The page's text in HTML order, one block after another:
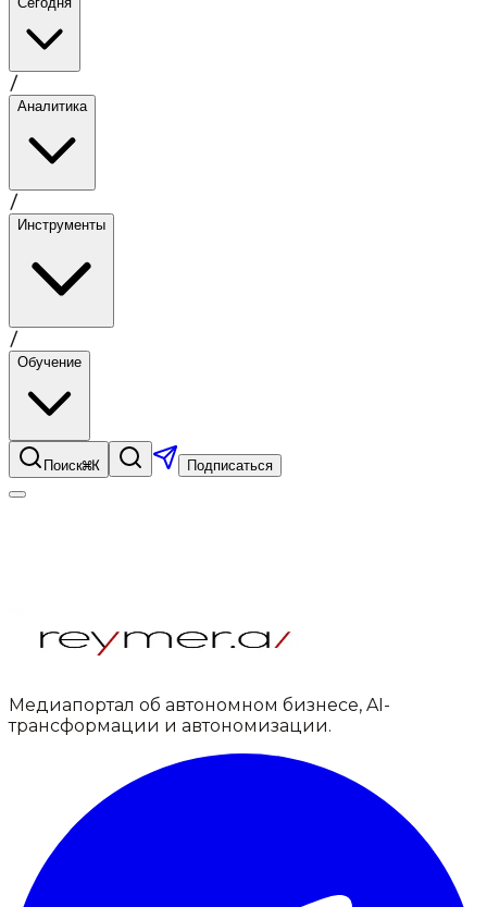
/
Аналитика
/
Инструменты
/
Обучение
Поиск⌘K Подписаться
Медиапортал об автономном бизнесе, AI-
трансформации и автономизации.